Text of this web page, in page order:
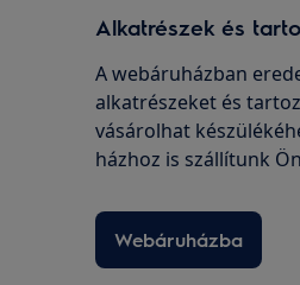
Alkatrészek és
A webáruházban
alkatrészeket és
vásárolhat
házhoz is szállítunk
Webáruházba